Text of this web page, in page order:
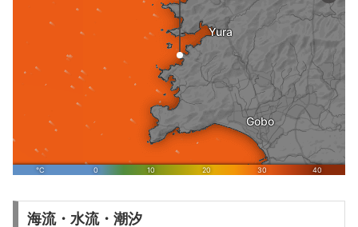
海流・水流・潮汐